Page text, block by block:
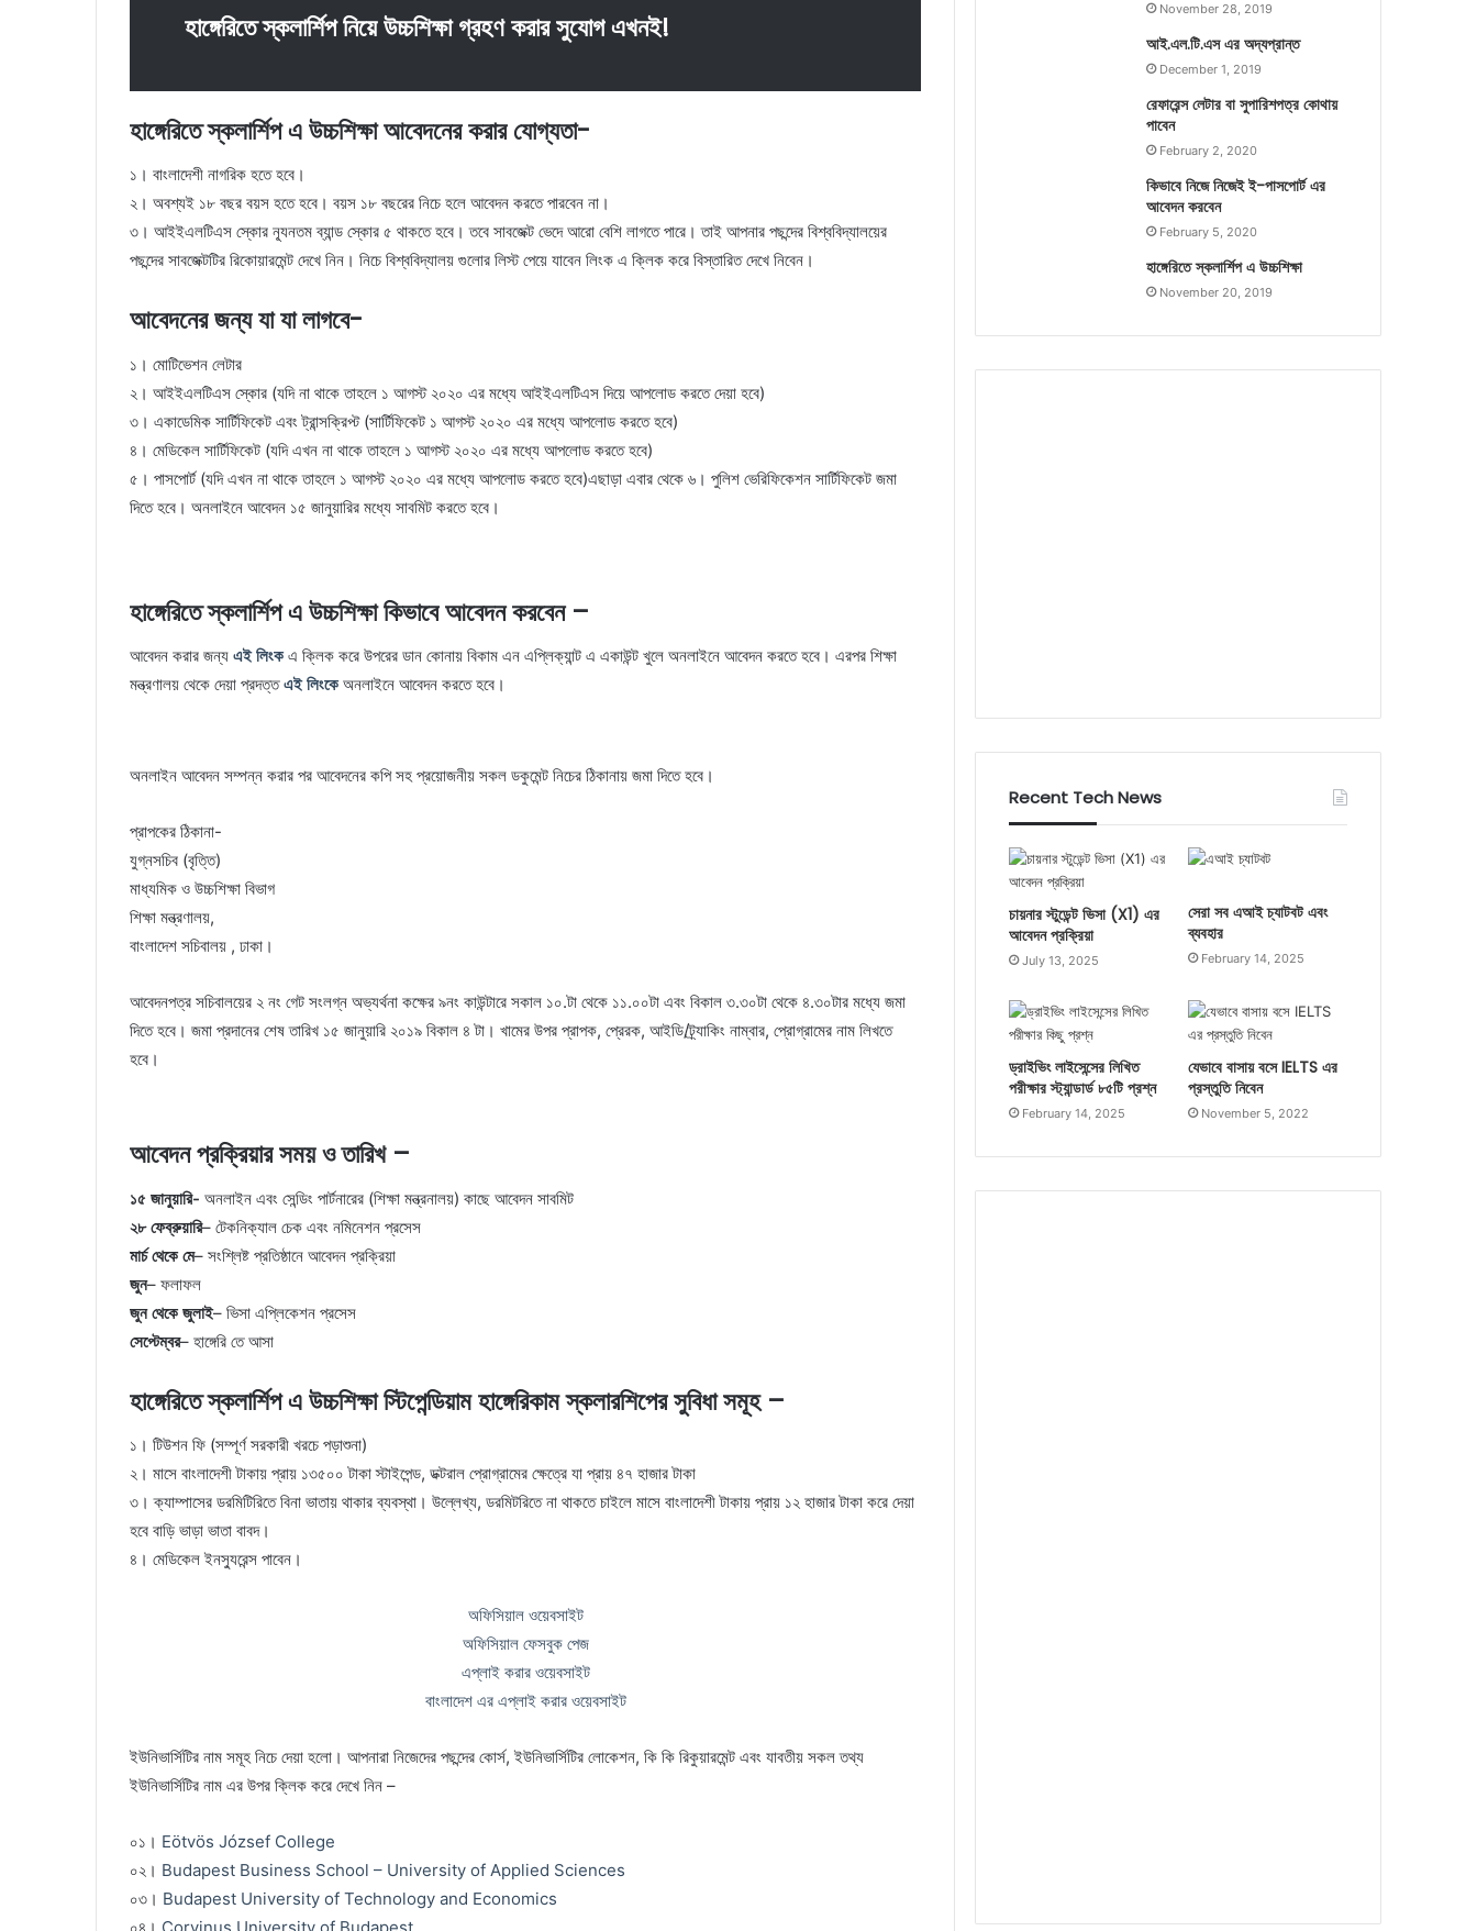
হাঙ্গেরিতে স্কলার্শিপ নিয়ে উচ্চশিক্ষা গ্রহণ করার সুযোগ এখনই!
হাঙ্গেরিতে স্কলার্শিপ এ উচ্চশিক্ষা আবেদনের করার যোগ্যতা-
১। বাংলাদেশী নাগরিক হতে হবে।
২। অবশ্যই ১৮ বছর বয়স হতে হবে। বয়স ১৮ বছরের নিচে হলে আবেদন করতে পারবেন না।
৩। আইইএলটিএস স্কোর ন্যূনতম ব্যান্ড স্কোর ৫ থাকতে হবে। তবে সাবজেক্ট ভেদে আরো বেশি লাগতে পারে। তাই আপনার পছন্দের বিশ্ববিদ্যালয়ের
পছন্দের সাবজেক্টটির রিকোয়ারমেন্ট দেখে নিন। নিচে বিশ্ববিদ্যালয় গুলোর লিস্ট পেয়ে যাবেন লিংক এ ক্লিক করে বিস্তারিত দেখে নিবেন।
আবেদনের জন্য যা যা লাগবে-
১। মোটিভেশন লেটার
২। আইইএলটিএস স্কোর (যদি না থাকে তাহলে ১ আগস্ট ২০২০ এর মধ্যে আইইএলটিএস দিয়ে আপলোড করতে দেয়া হবে)
৩। একাডেমিক সার্টিফিকেট এবং ট্রান্সক্রিপ্ট (সার্টিফিকেট ১ আগস্ট ২০২০ এর মধ্যে আপলোড করতে হবে)
৪। মেডিকেল সার্টিফিকেট (যদি এখন না থাকে তাহলে ১ আগস্ট ২০২০ এর মধ্যে আপলোড করতে হবে)
৫। পাসপোর্ট (যদি এখন না থাকে তাহলে ১ আগস্ট ২০২০ এর মধ্যে আপলোড করতে হবে)এছাড়া এবার থেকে ৬। পুলিশ ভেরিফিকেশন সার্টিফিকেট জমা
দিতে হবে। অনলাইনে আবেদন ১৫ জানুয়ারির মধ্যে সাবমিট করতে হবে।
হাঙ্গেরিতে স্কলার্শিপ এ উচ্চশিক্ষা কিভাবে আবেদন করবেন –
আবেদন করার জন্য এই লিংকএ ক্লিক করে উপরের ডান কোনায় বিকাম এন এপ্লিক্যান্ট এ একাউন্ট খুলে অনলাইনে আবেদন করতে হবে। এরপর শিক্ষা
মন্ত্রণালয় থেকে দেয়া প্রদত্তএই লিংকেঅনলাইনে আবেদন করতে হবে।
অনলাইন আবেদন সম্পন্ন করার পর আবেদনের কপি সহ প্রয়োজনীয় সকল ডকুমেন্ট নিচের ঠিকানায় জমা দিতে হবে।
প্রাপকের ঠিকানা-
যুগ্নসচিব (বৃত্তি)
মাধ্যমিক ও উচ্চশিক্ষা বিভাগ
শিক্ষা মন্ত্রণালয়,
বাংলাদেশ সচিবালয় , ঢাকা।
আবেদনপত্র সচিবালয়ের ২ নং গেট সংলগ্ন অভ্যর্থনা কক্ষের ৯নং কাউন্টারে সকাল ১০.টা থেকে ১১.০০টা এবং বিকাল ৩.৩০টা থেকে ৪.৩০টার মধ্যে জমা
দিতে হবে। জমা প্রদানের শেষ তারিখ ১৫ জানুয়ারি ২০১৯ বিকাল ৪ টা। খামের উপর প্রাপক, প্রেরক, আইডি/ট্র্যাকিং নাম্বার, প্রোগ্রামের নাম লিখতে
হবে।
আবেদন প্রক্রিয়ার সময় ও তারিখ –
১৫ জানুয়ারি- অনলাইন এবং সেন্ডিং পার্টনারের (শিক্ষা মন্ত্রনালয়) কাছে আবেদন সাবমিট
২৮ ফেব্রুয়ারি– টেকনিক্যাল চেক এবং নমিনেশন প্রসেস
মার্চ থেকে মে– সংশ্লিষ্ট প্রতিষ্ঠানে আবেদন প্রক্রিয়া
জুন– ফলাফল
জুন থেকে জুলাই– ভিসা এপ্লিকেশন প্রসেস
সেপ্টেম্বর– হাঙ্গেরি তে আসা
হাঙ্গেরিতে স্কলার্শিপ এ উচ্চশিক্ষা স্টিপেন্ডিয়াম হাঙ্গেরিকাম স্কলারশিপের সুবিধা সমূহ –
১। টিউশন ফি (সম্পূর্ণ সরকারী খরচে পড়াশুনা)
২। মাসে বাংলাদেশী টাকায় প্রায় ১৩৫০০ টাকা স্টাইপেন্ড, ডক্টরাল প্রোগ্রামের ক্ষেত্রে যা প্রায় ৪৭ হাজার টাকা
৩। ক্যাম্পাসের ডরমিটিরিতে বিনা ভাতায় থাকার ব্যবস্থা। উল্লেখ্য, ডরমিটরিতে না থাকতে চাইলে মাসে বাংলাদেশী টাকায় প্রায় ১২ হাজার টাকা করে দেয়া
হবে বাড়ি ভাড়া ভাতা বাবদ।
৪। মেডিকেল ইনস্যুরেন্স পাবেন।
অফিসিয়াল ওয়েবসাইট
অফিসিয়াল ফেসবুক পেজ
এপ্লাই করার ওয়েবসাইট
বাংলাদেশ এর এপ্লাই করার ওয়েবসাইট
ইউনিভার্সিটির নাম সমূহ নিচে দেয়া হলো। আপনারা নিজেদের পছন্দের কোর্স, ইউনিভার্সিটির লোকেশন, কি কি রিকুয়ারমেন্ট এবং যাবতীয় সকল তথ্য
ইউনিভার্সিটির নাম এর উপর ক্লিক করে দেখে নিন –
০১। Eötvös József College
০২। Budapest Business School – University of Applied Sciences
০৩। Budapest University of Technology and Economics
November 28, 2019
আই.এল.টি.এস এর অদ্যপ্রান্ত
December 1, 2019
রেফারেন্স লেটার বা সুপারিশপত্র কোথায়
পাবেন
February 2, 2020
কিভাবে নিজে নিজেই ই-পাসপোর্ট এর
আবেদন করবেন
February 5, 2020
হাঙ্গেরিতে স্কলার্শিপ এ উচ্চশিক্ষা
November 20, 2019
Recent Tech News
চায়নার স্টুডেন্ট ভিসা (X1) এর
আবেদন প্রক্রিয়া
July 13, 2025
সেরা সব এআই চ্যাটবট এবং
ব্যবহার
February 14, 2025
ড্রাইভিং লাইসেন্সের লিখিত
পরীক্ষার স্ট্যান্ডার্ড ৮৫টি প্রশ্ন
February 14, 2025
0%
যেভাবে বাসায় বসে IELTS এর
প্রস্তুতি নিবেন
November 5, 2022